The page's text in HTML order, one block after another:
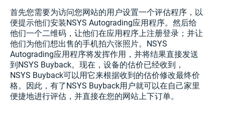
首先您需要为访问您网站的用户设置一个评估程序，以
便提示他们安装NSYS Autograding应用程序。然后给
他们一个二维码，让他们在应用程序上注册登录；并让
他们为他们想出售的手机拍六张照片。NSYS
Autograding应用程序将发挥作用，并将结果直接发送
到NSYS Buyback。现在，设备的估价已经收到，
NSYS Buyback可以用它来根据收到的估价修改最终价
格。因此，有了NSYS Buyback用户就可以在自己家里
便捷地进行评估，并直接在您的网站上下订单。